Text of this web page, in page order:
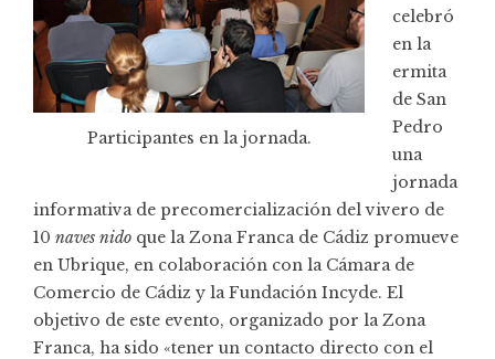
Participantes en la jornada.
celebró
en la
ermita
de San
Pedro
una
jornada
informativa de precomercialización del vivero de
10 naves nido que la Zona Franca de Cádiz promueve
en Ubrique, en colaboración con la Cámara de
Comercio de Cádiz y la Fundación Incyde. El
objetivo de este evento, organizado por la Zona
Franca, ha sido «tener un contacto directo con el